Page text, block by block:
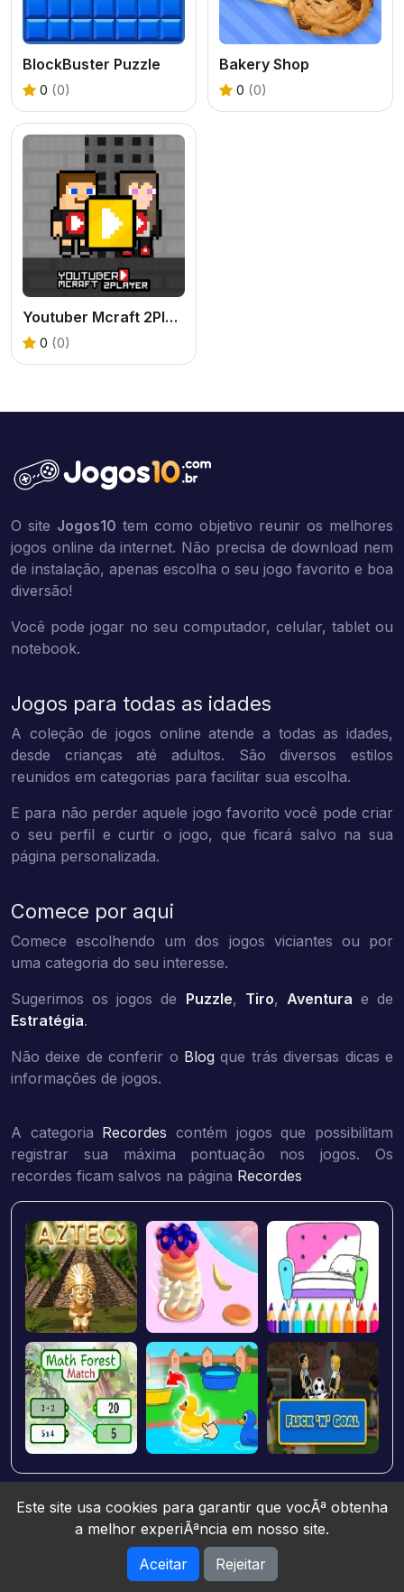
BlockBuster Puzzle
0 (0)
Bakery Shop
0 (0)
Youtuber Mcraft 2Player
0 (0)
O site Jogos10 tem como objetivo reunir os melhores
jogos online da internet. Não precisa de download nem
de instalação, apenas escolha o seu jogo favorito e boa
diversão!
Você pode jogar no seu computador, celular, tablet ou
notebook.
Jogos para todas as idades
A coleção de jogos online atende a todas as idades,
desde crianças até adultos. São diversos estilos
reunidos em categorias para facilitar sua escolha.
E para não perder aquele jogo favorito você pode criar
o seu perfil e curtir o jogo, que ficará salvo na sua
página personalizada.
Comece por aqui
Comece escolhendo um dos jogos viciantes ou por
uma categoria do seu interesse.
Sugerimos os jogos de Puzzle, Tiro, Aventura e de
Estratégia.
Não deixe de conferir o Blog que trás diversas dicas e
informações de jogos.
A categoria Recordes contém jogos que possibilitam
registrar sua máxima pontuação nos jogos. Os
recordes ficam salvos na página Recordes
Jogos10 © 2026. All rights reserved.
Este site usa cookies para garantir que vocÃª obtenha
a melhor experiÃªncia em nosso site.
Aceitar
Rejeitar